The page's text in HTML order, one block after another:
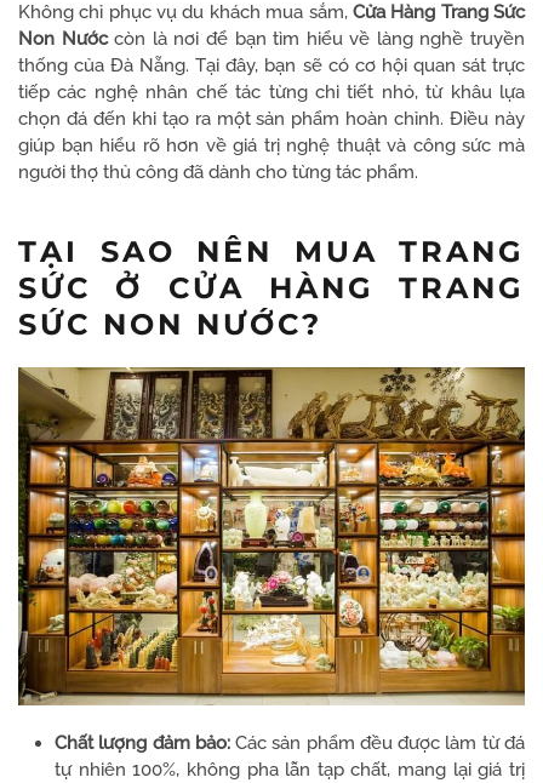
Không chỉ phục vụ du khách mua sắm, Cửa Hàng Trang Sức
Non Nướccòn là nơi để bạn tìm hiểu về làng nghề truyền
thống của Đà Nẵng. Tại đây, bạn sẽ có cơ hội quan sát trực
tiếp các nghệ nhân chế tác từng chi tiết nhỏ, từ khâu lựa
chọn đá đến khi tạo ra một sản phẩm hoàn chỉnh. Điều này
giúp bạn hiểu rõ hơn về giá trị nghệ thuật và công sức mà
người thợ thủ công đã dành cho từng tác phẩm.
TẠI SAO NÊN MUA TRANG
SỨC Ở CỬA HÀNG TRANG
SỨC NON NƯỚC?
Chất lượng đảm bảo:Các sản phẩm đều được làm từ đá
tự nhiên 100%, không pha lẫn tạp chất, mang lại giá trị